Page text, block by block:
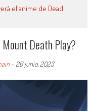
el anime de Dead
Mount Death Play?
- 26 junio, 2023